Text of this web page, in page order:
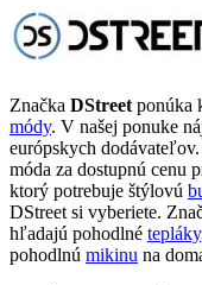
Značka DStreet ponúka
módy. V našej ponuke
európskych
móda za dostupnú cenu
ktorý potrebuje štýlovú
DStreet si vyberiete.
hľadajú pohodlné tepláky
pohodlnú mikinu na